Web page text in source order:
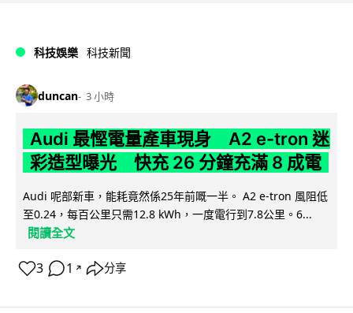
科技娛樂 科技新聞
duncan 3 小時
Audi 最慳電量產車現身 A2 e-tron 迷
彩造型曝光 快充 26 分鐘充滿 8 成電
Audi 呢部新車，能耗竟然係25年前嘅一半。 A2 e-tron 風阻低
至0.24，每百公里只需12.8 kWh，一度電行到7.8公里。6...
閱讀全文
3 1 ↗ 分享